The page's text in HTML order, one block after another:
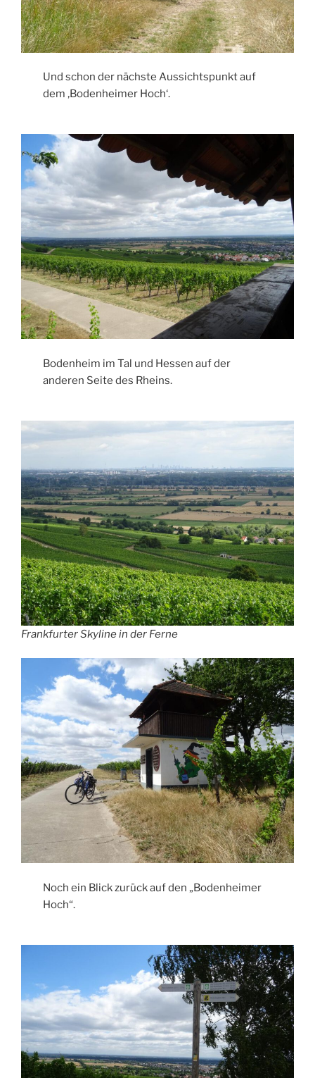
Und schon der nächste Aussichtspunkt auf
dem ‚Bodenheimer Hoch‘.
Bodenheim im Tal und Hessen auf der
anderen Seite des Rheins.
Frankfurter Skyline in der Ferne
Noch ein Blick zurück auf den „Bodenheimer
Hoch“.